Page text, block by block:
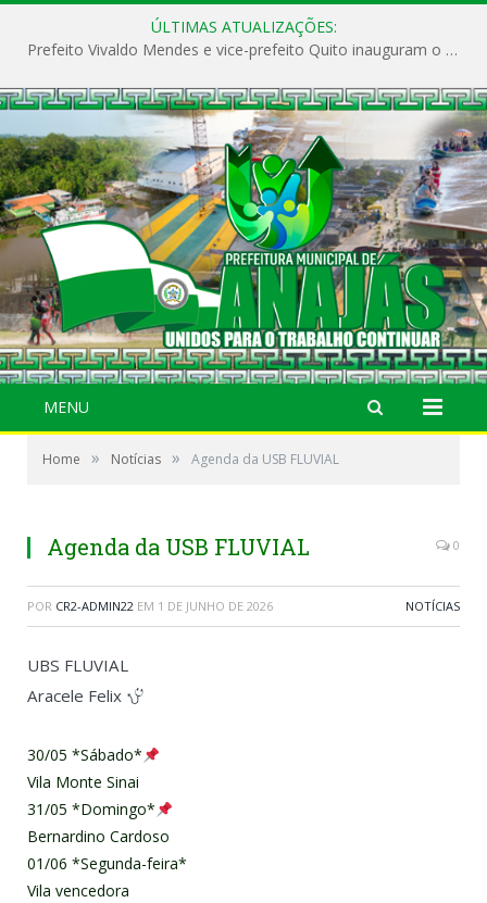
ÚLTIMAS ATUALIZAÇÕES:
Prefeito Vivaldo Mendes e vice-prefeito Quito inauguram o CAPS e fortalecem a saúde pública em Anajás.
MENU
Home » Notícias » Agenda da USB FLUVIAL
Agenda da USB FLUVIAL 0
POR CR2-ADMIN22 EM 1 DE JUNHO DE 2026 NOTÍCIAS
UBS FLUVIAL
Aracele Felix
30/05 *Sábado*
Vila Monte Sinai
31/05 *Domingo*
Bernardino Cardoso
01/06 *Segunda-feira*
Vila vencedora